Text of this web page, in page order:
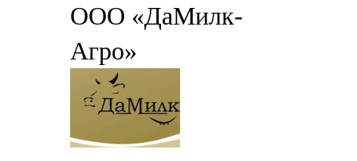
ООО «ДаМилк-
Агро»